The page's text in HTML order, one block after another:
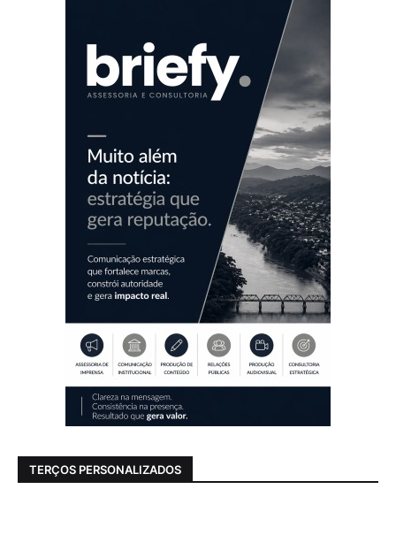
TERÇOS PERSONALIZADOS